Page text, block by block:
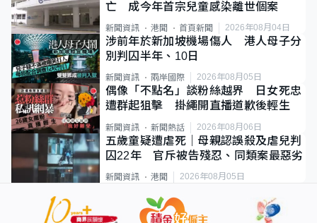
亡 成今年首宗兒童感染離世個案
新聞資訊 港聞 首頁新聞 2026年08月04日
涉前年於新加坡機場傷人 港人母子分
別判囚半年、10日
新聞資訊 兩岸國際 2026年08月05日
偶像「不點名」談粉絲越界 日女死忠
遭群起狙擊 掛繩開直播道歉後輕生
新聞資訊 新聞熱話 2026年08月06日
五歲童疑遭虐死｜母親認誤殺及虐兒判
囚22年 官斥被告殘忍、同類案最惡劣
新聞資訊 港聞 2026年08月05日